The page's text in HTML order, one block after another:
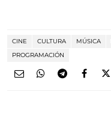
CINE CULTURA MÚSICA
PROGRAMACIÓN